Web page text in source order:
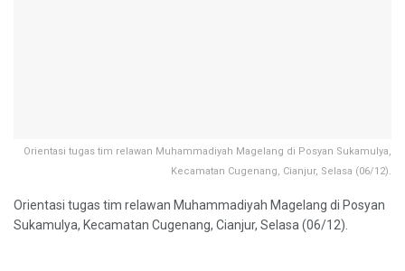
Orientasi tugas tim relawan Muhammadiyah Magelang di Posyan Sukamulya,
Kecamatan Cugenang, Cianjur, Selasa (06/12).
Orientasi tugas tim relawan Muhammadiyah Magelang di Posyan
Sukamulya, Kecamatan Cugenang, Cianjur, Selasa (06/12).